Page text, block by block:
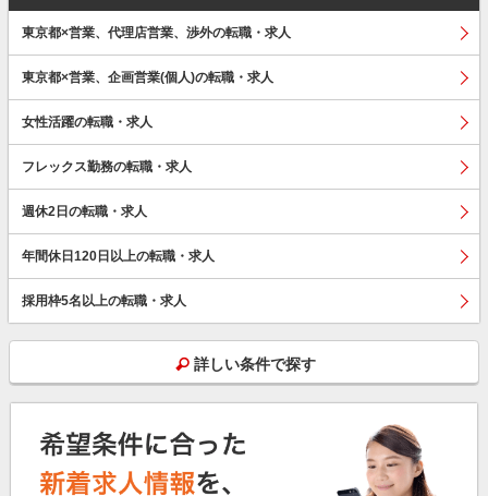
東京都×営業、代理店営業、渉外の転職・求人
東京都×営業、企画営業(個人)の転職・求人
女性活躍の転職・求人
フレックス勤務の転職・求人
週休2日の転職・求人
年間休日120日以上の転職・求人
採用枠5名以上の転職・求人
詳しい条件で探す